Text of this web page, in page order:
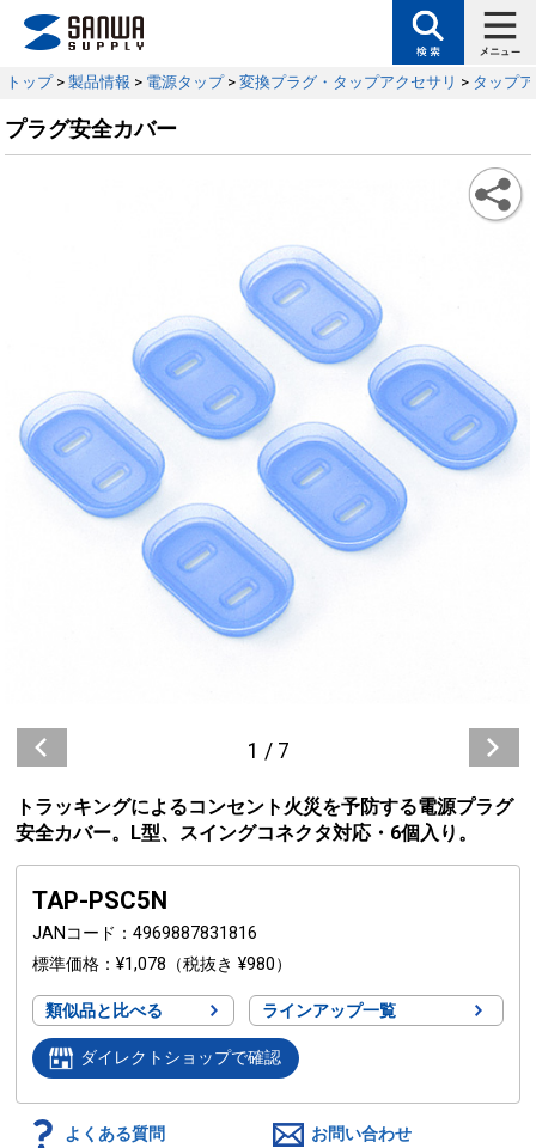
トップ> 製品情報 > 電源タップ> 変換プラグ・タップアクセサリ > タップ
プラグ安全カバー
1 / 7
トラッキングによるコンセント火災を予防する電源プラグ
安全カバー。L型、スイングコネクタ対応・6個入り。
TAP-PSC5N
JANコード
4969887831816
標準価格
¥1,078 （税抜き ¥980）
類似品と比べる ラインアップ一覧
ダイレクトショップで確認
よくある質問 お問い合わせ